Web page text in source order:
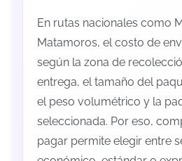
En rutas nacionales como
Matamoros, el costo de
según la zona de
entrega, el tamaño del
el peso volumétrico y la
seleccionada. Por eso,
pagar permite elegir entre